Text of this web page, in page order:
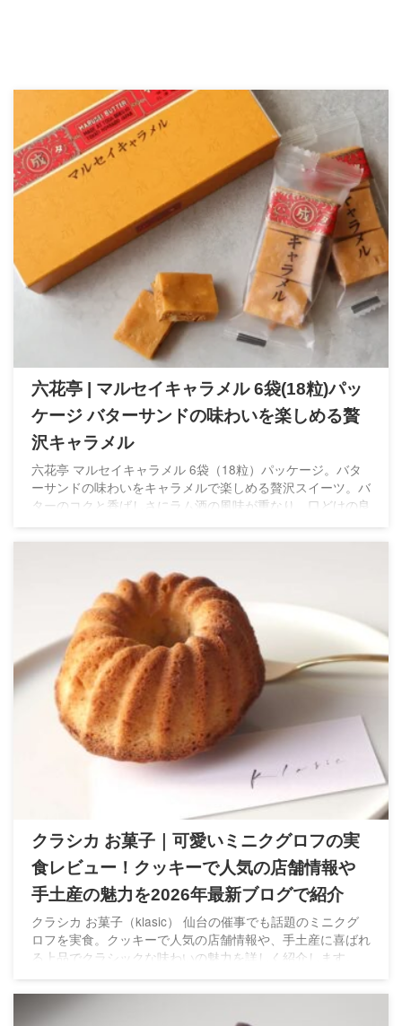
六花亭 | マルセイキャラメル 6袋(18粒)パッ
ケージ バターサンドの味わいを楽しめる贅
沢キャラメル
六花亭 マルセイキャラメル 6袋（18粒）パッケージ。バタ
ーサンドの味わいをキャラメルで楽しめる贅沢スイーツ。バ
ターのコクと香ばしさにラム酒の風味が重なり、口どけの良
クラシカ お菓子｜可愛いミニクグロフの実
食レビュー！クッキーで人気の店舗情報や
手土産の魅力を2026年最新ブログで紹介
クラシカ お菓子（klasic） 仙台の催事でも話題のミニクグ
ロフを実食。クッキーで人気の店舗情報や、手土産に喜ばれ
る上品でクラシックな味わいの魅力を詳しく紹介します。